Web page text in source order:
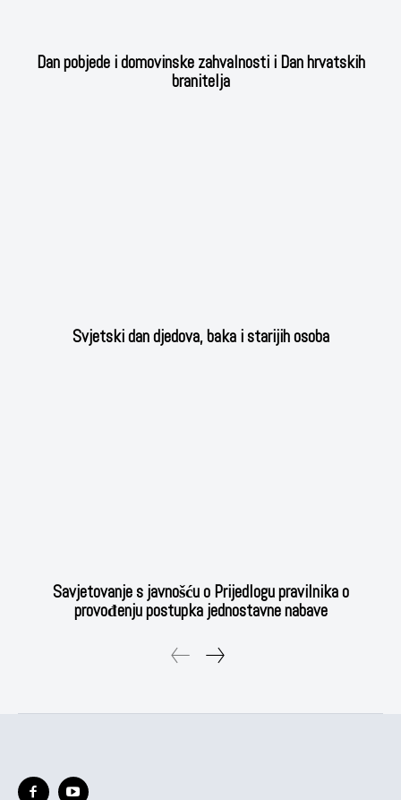
Dan pobjede i domovinske zahvalnosti i Dan hrvatskih
branitelja
Svjetski dan djedova, baka i starijih osoba
Savjetovanje s javnošću o Prijedlogu pravilnika o
provođenju postupka jednostavne nabave